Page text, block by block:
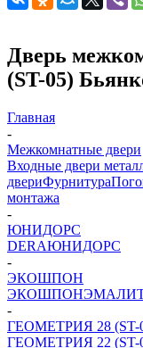
Дверь
(ST-05)
Главная
-
Межкомнатные двери
Входные двери
двериФурнитура
монтажа
-
ЮНИДОРС
DERAЮНИДОРС
-
ЭКОШПОН
ЭКОШПОН
-
ГЕОМЕТРИЯ 28 (ST-
ГЕОМЕТРИЯ 22 (ST-